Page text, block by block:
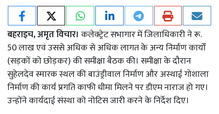
बहराइच, अमृत विचार। कलेक्ट्रेट सभागार में जिलाधिकारी ने रू.
50 लाख एवं उससे अधिक से अधिक लागत के अन्य निर्माण कार्यों
(सड़कों को छोड़कर) की समीक्षा बैठक की। समीक्षा के दौरान
सुहेलदेव स्मारक स्थल की बाउंड्रीवाल निर्माण और अस्थाई गोशाला
निर्माण की कार्य प्रगति काफी धीमा मिलने पर डीएम नाराज हो गए।
उन्होंने कार्यदाई संस्था को नोटिस जारी करने के निर्देश दिए।